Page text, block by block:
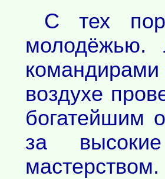
С тех
молодёжью.
командирами
воздухе
богатейшим
за
мастерством.